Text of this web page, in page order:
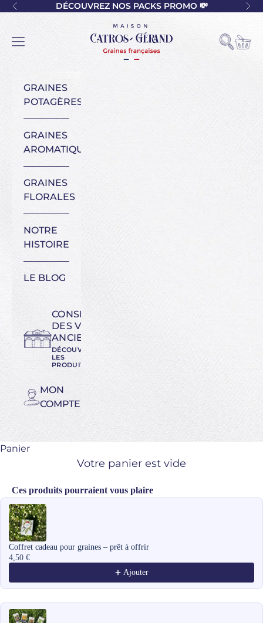
Passer au contenu
PrécédentDÉCOUVREZ NOS PACKS PROMO 💸
Maison Catros-Gérand
Ouvrir la navigation
Ouvrir la
Voir
GRAINES
POTAGÈRES
GRAINES
AROMATIQUES
GRAINES
FLORALES
NOTRE
HISTOIRE
LE BLOG
CONSERVATOIRE
DES VARIÉTÉS
ANCIENNES
DÉCOUVREZ
LES
PRODUITS
MON
COMPTE
Panier
Votre panier est vide
Ces produits pourraient vous plaire
Use the Previous and Next buttons to navigate through product
Coffret cadeau pour graines – prêt à offrir
4,50 €
Ajouter